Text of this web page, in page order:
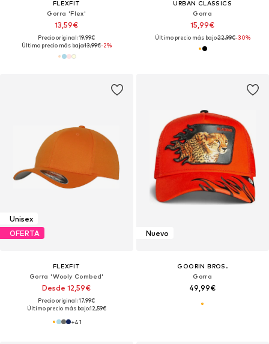
FLEXFIT
Gorra 'Flex'
13,59€
Precio original: 19,99€
Último precio más bajo:13,99€-2%
URBAN CLASSICS
Gorra
15,99€
Último precio más bajo:22,99€-30%
Unisex
OFERTA
FLEXFIT
Gorra 'Wooly Combed'
Desde 12,59€
Precio original: 17,99€
Último precio más bajo:12,59€
+41
Nuevo
GOORIN BROS.
Gorra
49,99€